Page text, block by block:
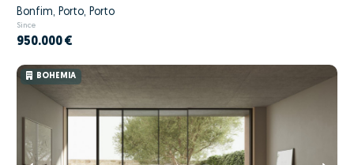
Bonfim, Porto, Porto
Since
950.000 €
BOHEMIA